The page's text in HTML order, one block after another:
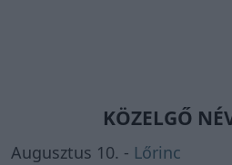
KÖZELGŐ
Augusztus 10. - Lőrinc